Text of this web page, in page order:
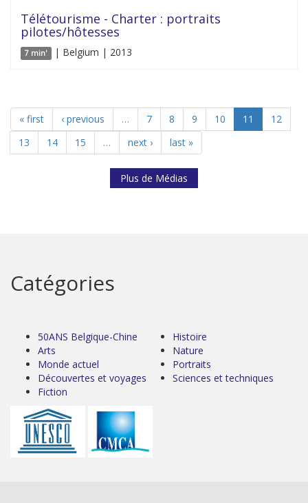
Télétourisme - Charter : portraits
pilotes/hôtesses
7 min' | Belgium | 2013
« first ‹ previous … 7 8 9 10 11
12
13
14 15 … next › last »
Plus de Médias
Catégories
50ANS Belgique-Chine
Arts
Monde actuel
Découvertes et voyages
Fiction
Histoire
Nature
Portraits
Sciences et techniques